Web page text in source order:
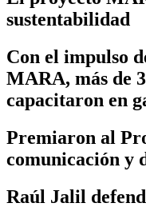
sustentabilidad
Con el impulso
MARA, más de
capacitaron en
Premiaron al
comunicación y
Raúl Jalil